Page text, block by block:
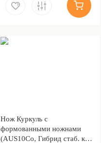
Нож Куркуль с
формованными ножнами
(AUS10Co, Гибрид стаб. кап